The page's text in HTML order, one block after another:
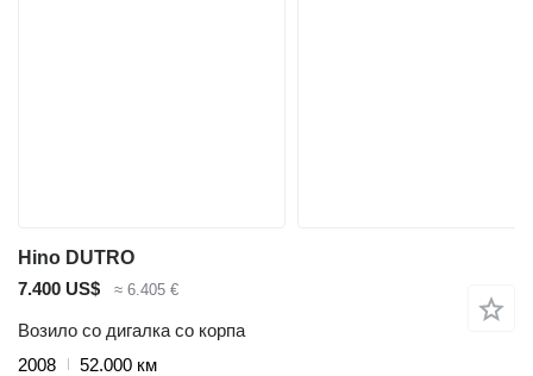
Hino DUTRO
7.400 US$
≈ 6.405 €
Возило со дигалка со корпа
2008
52.000 км